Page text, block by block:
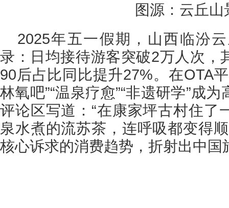
图源：云丘山
2025年五一假期，山西临汾
录：日均接待游客突破2万人次，
90后占比同比提升27%。在OTA
林氧吧”“温泉疗愈”“非遗研学”成
评论区写道：“在康家坪古村住了
泉水煮的流苏茶，连呼吸都变得
核心诉求的消费趋势，折射出中国